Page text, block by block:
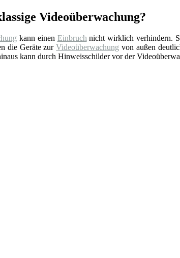
Videoüberwachung?
kann einen Einbruchnicht wirklich verhindern.
die Geräte zurVideoüberwachung von außen
kann durch Hinweisschilder vor der